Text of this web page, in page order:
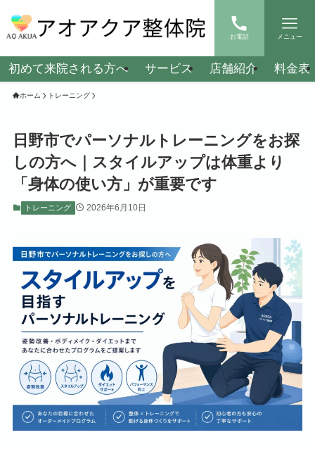
お電話 メニュー
初めて来院される方へ サービス 店舗紹介 料金表
ホーム トレーニング
日野市でパーソナルトレーニングをお探
しの方へ｜スタイルアップは体重より
「身体の使い方」が重要です
トレーニング 2026年6月10日